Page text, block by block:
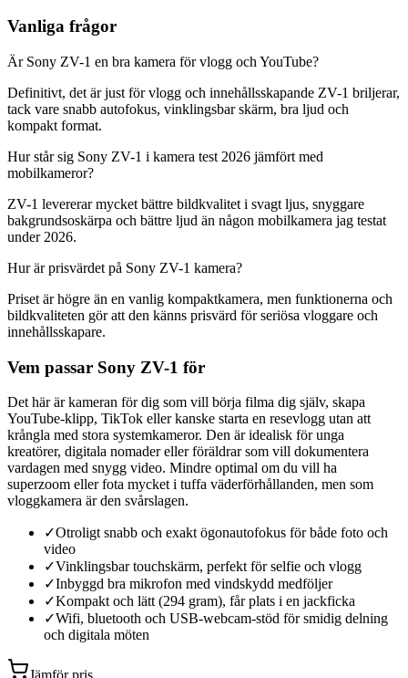
Vanliga frågor
Är Sony ZV-1 en bra kamera för vlogg och YouTube?
Definitivt, det är just för vlogg och innehållsskapande ZV-1 briljerar,
tack vare snabb autofokus, vinklingsbar skärm, bra ljud och
kompakt format.
Hur står sig Sony ZV-1 i kamera test 2026 jämfört med
mobilkameror?
ZV-1 levererar mycket bättre bildkvalitet i svagt ljus, snyggare
bakgrundsoskärpa och bättre ljud än någon mobilkamera jag testat
under 2026.
Hur är prisvärdet på Sony ZV-1 kamera?
Priset är högre än en vanlig kompaktkamera, men funktionerna och
bildkvaliteten gör att den känns prisvärd för seriösa vloggare och
innehållsskapare.
Vem passar Sony ZV-1 för
Det här är kameran för dig som vill börja filma dig själv, skapa
YouTube-klipp, TikTok eller kanske starta en resevlogg utan att
krångla med stora systemkameror. Den är idealisk för unga
kreatörer, digitala nomader eller föräldrar som vill dokumentera
vardagen med snygg video. Mindre optimal om du vill ha
superzoom eller fota mycket i tuffa väderförhållanden, men som
vloggkamera är den svårslagen.
✓Otroligt snabb och exakt ögonautofokus för både foto och
video
✓Vinklingsbar touchskärm, perfekt för selfie och vlogg
✓Inbyggd bra mikrofon med vindskydd medföljer
✓Kompakt och lätt (294 gram), får plats i en jackficka
✓Wifi, bluetooth och USB-webcam-stöd för smidig delning
och digitala möten